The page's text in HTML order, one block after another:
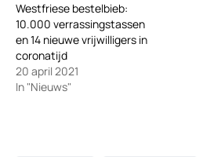
Westfriese bestelbieb:
10.000 verrassingstassen
en 14 nieuwe vrijwilligers in
coronatijd
20 april 2021
In "Nieuws"